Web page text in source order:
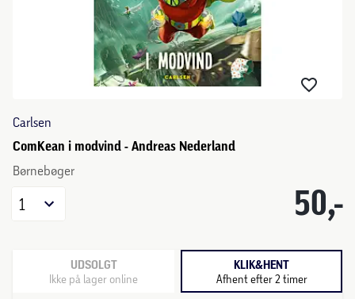
Carlsen
ComKean i modvind - Andreas Nederland
Børnebøger
50,-
1
UDSOLGT
Ikke på lager online
KLIK&HENT
Afhent efter 2 timer